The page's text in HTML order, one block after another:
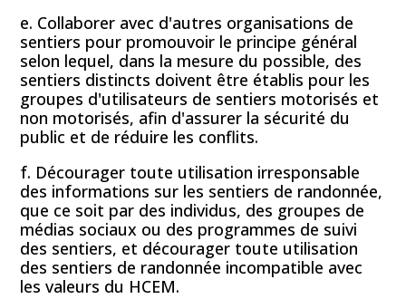
e. Collaborer avec d'autres organisations de
sentiers pour promouvoir le principe général
selon lequel, dans la mesure du possible, des
sentiers distincts doivent être établis pour les
groupes d'utilisateurs de sentiers motorisés et
non motorisés, afin d'assurer la sécurité du
public et de réduire les conflits.
f. Décourager toute utilisation irresponsable
des informations sur les sentiers de randonnée,
que ce soit par des individus, des groupes de
médias sociaux ou des programmes de suivi
des sentiers, et décourager toute utilisation
des sentiers de randonnée incompatible avec
les valeurs du HCEM.